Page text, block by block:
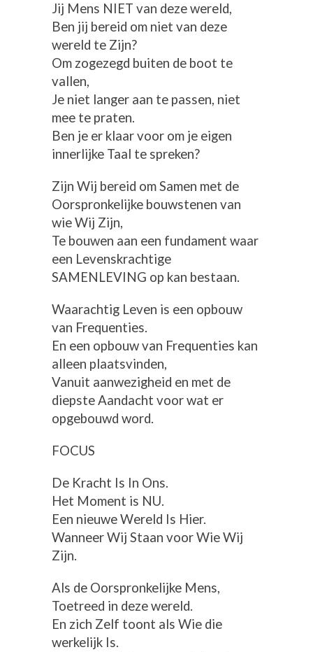
Jij Mens NIET van deze wereld,
Ben jij bereid om niet van deze
wereld te Zijn?
Om zogezegd buiten de boot te
vallen,
Je niet langer aan te passen, niet
mee te praten.
Ben je er klaar voor om je eigen
innerlijke Taal te spreken?
Zijn Wij bereid om Samen met de
Oorspronkelijke bouwstenen van
wie Wij Zijn,
Te bouwen aan een fundament waar
een Levenskrachtige
SAMENLEVING op kan bestaan.
Waarachtig Leven is een opbouw
van Frequenties.
En een opbouw van Frequenties kan
alleen plaatsvinden,
Vanuit aanwezigheid en met de
diepste Aandacht voor wat er
opgebouwd word.
FOCUS
De Kracht Is In Ons.
Het Moment is NU.
Een nieuwe Wereld Is Hier.
Wanneer Wij Staan voor Wie Wij
Zijn.
Als de Oorspronkelijke Mens,
Toetreed in deze wereld.
En zich Zelf toont als Wie die
werkelijk Is.